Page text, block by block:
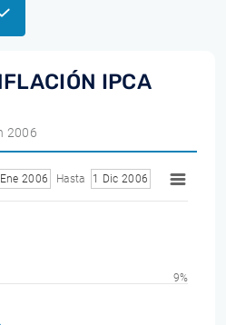
IPCA
2006
2006 Hasta 1 Dic 2006
9%